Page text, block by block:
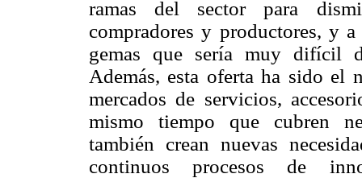
ramas del sector para
compradores y productores, y
gemas que sería muy difícil
Además, esta oferta ha sido el
mercados de servicios,
mismo tiempo que cubren
también crean nuevas
continuos procesos de